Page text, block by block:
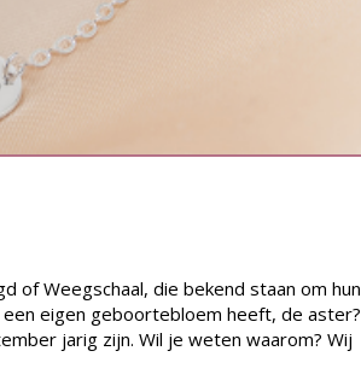
of Weegschaal, die bekend staan om hun
eigen geboortebloem heeft, de aster?
jarig zijn. Wil je weten waarom? Wij